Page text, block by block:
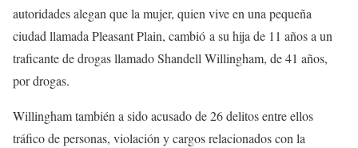
autoridades alegan que la mujer, quien vive en una pequeña
ciudad llamada Pleasant Plain, cambió a su hija de 11 años a un
traficante de drogas llamado Shandell Willingham, de 41 años,
por drogas.
Willingham también a sido acusado de 26 delitos entre ellos
tráfico de personas, violación y cargos relacionados con la